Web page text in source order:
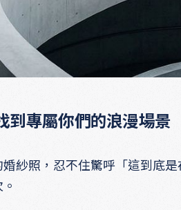
到專屬你們的浪漫場景
紗照，忍不住驚呼「這到底